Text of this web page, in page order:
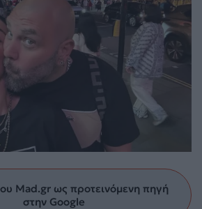
Mad.gr ως προτεινόμενη πηγή
στην Google